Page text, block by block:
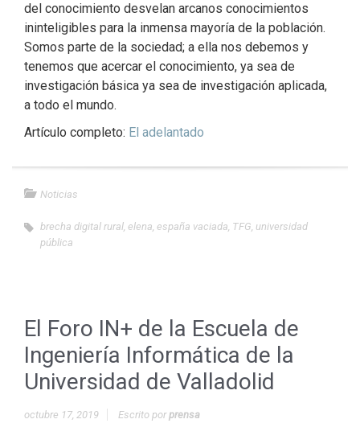
del conocimiento desvelan arcanos conocimientos
ininteligibles para la inmensa mayoría de la población.
Somos parte de la sociedad; a ella nos debemos y
tenemos que acercar el conocimiento, ya sea de
investigación básica ya sea de investigación aplicada,
a todo el mundo.
Artículo completo: El adelantado
Noticias
brecha digital rural, elena, españa vaciada, TFG, universidad
pública
El Foro IN+ de la Escuela de
Ingeniería Informática de la
Universidad de Valladolid
octubre 17, 2019 Escrito porprensa